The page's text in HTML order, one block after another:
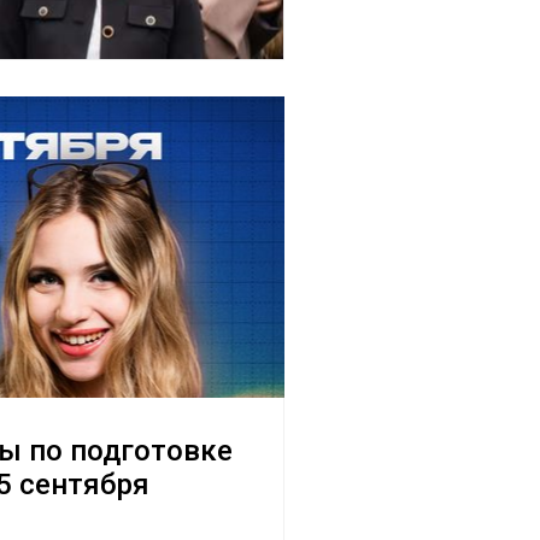
по подготовке
сентября